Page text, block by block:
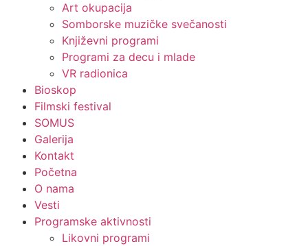
Art okupacija
Somborske muzičke svečanosti
Književni programi
Programi za decu i mlade
VR radionica
Bioskop
Filmski festival
SOMUS
Galerija
Kontakt
Početna
O nama
Vesti
Programske aktivnosti
Likovni programi